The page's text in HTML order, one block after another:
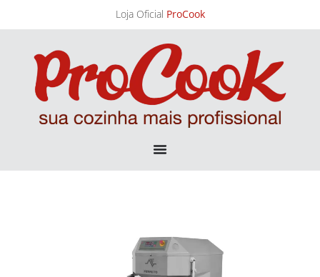
Loja Oficial ProCook